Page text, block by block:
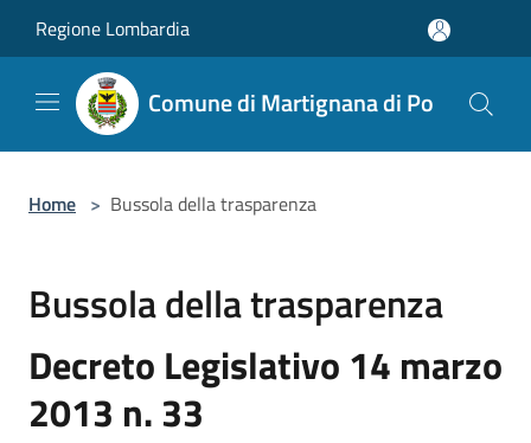
Regione Lombardia
Comune di Martignana di Po
Home > Bussola della trasparenza
Bussola della trasparenza
Decreto Legislativo 14 marzo
2013 n. 33